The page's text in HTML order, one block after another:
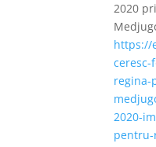
2020
https://
ceresc-
regina-
2020-